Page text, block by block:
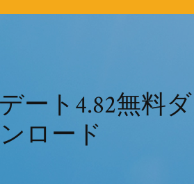
ート4.82無料ダ
ロード